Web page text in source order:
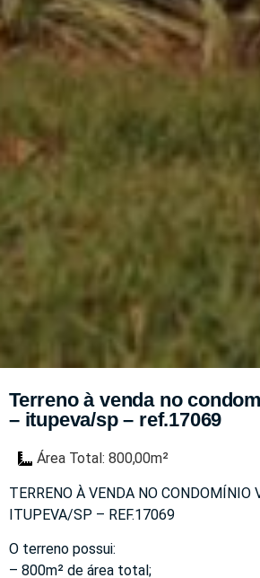
Terreno à venda no
– itupeva/sp – ref.17069
Área Total: 800,00m²
TERRENO À VENDA NO CONDOMÍNIO
ITUPEVA/SP – REF.17069
O terreno possui:
– 800m² de área total;